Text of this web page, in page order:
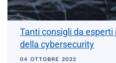
Tanti consigli da
della cybersecurity
04 OTTOBRE 2022